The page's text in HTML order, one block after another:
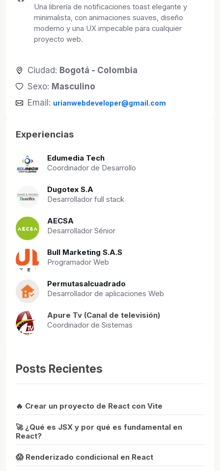
Una librería de notificaciones toast elegante y
minimalista, con animaciones suaves, diseño
moderno y una UX impecable para cualquier
proyecto web.
Ciudad: Bogotá - Colombia
Sexo: Masculino
Email: urianwebdeveloper@gmail.com
Experiencias
Edumedia Tech
Coordinador de Desarrollo
Dugotex S.A
Desarrollador full stack
AECSA
Desarrollador Sénior
Bull Marketing S.A.S
Programador Web
Permutasalcuadrado
Desarrollador de aplicaciones Web
Apure Tv (Canal de televisión)
Coordinador de Sistemas
Posts Recientes
🔥 Crear un proyecto de React con Vite
🚀 ¿Qué es JSX y por qué es fundamental en
React?
😱 Renderizado condicional en React